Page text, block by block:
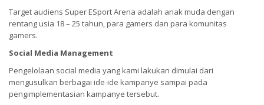
Target audiens Super ESport Arena adalah anak muda dengan
rentang usia 18 – 25 tahun, para gamers dan para komunitas
gamers.
Social Media Management
Pengelolaan social media yang kami lakukan dimulai dari
mengusulkan berbagai ide-ide kampanye sampai pada
pengimplementasian kampanye tersebut.